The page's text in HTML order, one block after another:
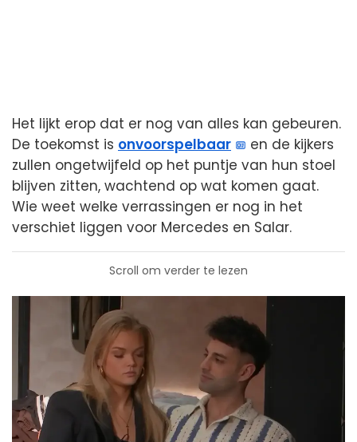
Het lijkt erop dat er nog van alles kan gebeuren.
De toekomst is onvoorspelbaar
en de kijkers
zullen ongetwijfeld op het puntje van hun stoel
blijven zitten, wachtend op wat komen gaat.
Wie weet welke verrassingen er nog in het
verschiet liggen voor Mercedes en Salar.
Scroll om verder te lezen